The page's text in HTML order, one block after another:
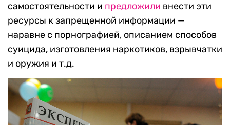
самостоятельности и предложили внести эти
ресурсы к запрещенной информации —
наравне с порнографией, описанием способов
суицида, изготовления наркотиков, взрывчатки
и оружия и т.д.